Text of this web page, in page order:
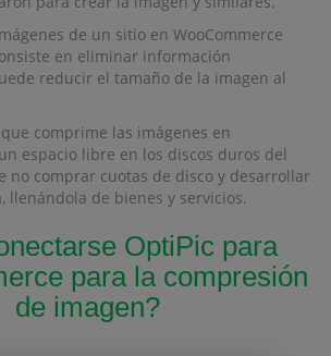
de un sitio en WooCommerce
en eliminar información
reducir el tamaño de la imagen al
comprime las imágenes en
espacio libre en los discos duros del
no comprar cuotas de disco y desarrollar
llenándola de bienes y servicios.
OptiPic para
para la compresión
de imagen?